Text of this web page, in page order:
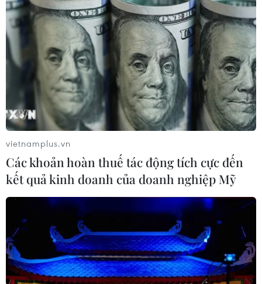
TIN CÙNG CHUYÊN MỤC
WHO lên tiếng sau vụ phá hủy kho
vật tư y tế tại Ukraine
09/08/2026 15:11
Vấn đề người di cư: Đức khôi phục cơ
chế trả người xin tị nạn về Italy
09/08/2026 14:40
Vụ xả súng tại Thái Lan: Cảnh sát tiết
lộ hành vi của nghi phạm trước khi
gây án
09/08/2026 13:42
vietnamplus.vn
Các khoản hoàn thuế tác động tích cực đến
kết quả kinh doanh của doanh nghiệp Mỹ